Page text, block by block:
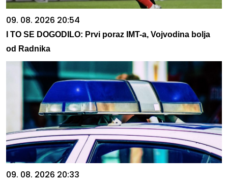
09. 08. 2026 20:54
I TO SE DOGODILO: Prvi poraz IMT-a, Vojvodina bolja
od Radnika
09. 08. 2026 20:33